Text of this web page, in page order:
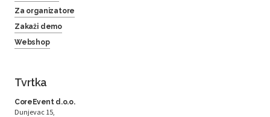
Za organizatore
Zakaži demo
Webshop
Tvrtka
CoreEvent d.o.o.
Dunjevac 15,